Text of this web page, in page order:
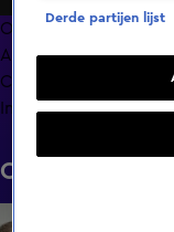
Overzicht
Afleveringen
Clips
Info
Clips
Derde partijen lijst